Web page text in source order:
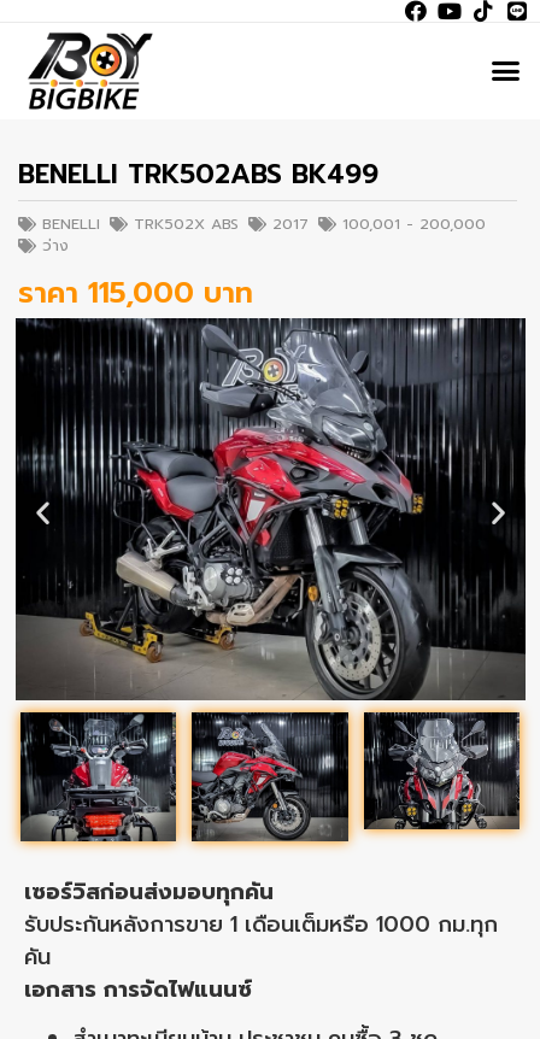
BENELLI TRK502ABS BK499
BENELLI TRK502X ABS 2017
100,001 - 200,000
ว่าง
ราคา 115,000 บาท
เซอร์วิสก่อนส่งมอบทุกคัน
รับประกันหลังการขาย 1 เดือนเต็มหรือ 1000 กม.ทุก
คัน
เอกสาร การจัดไฟแนนซ์